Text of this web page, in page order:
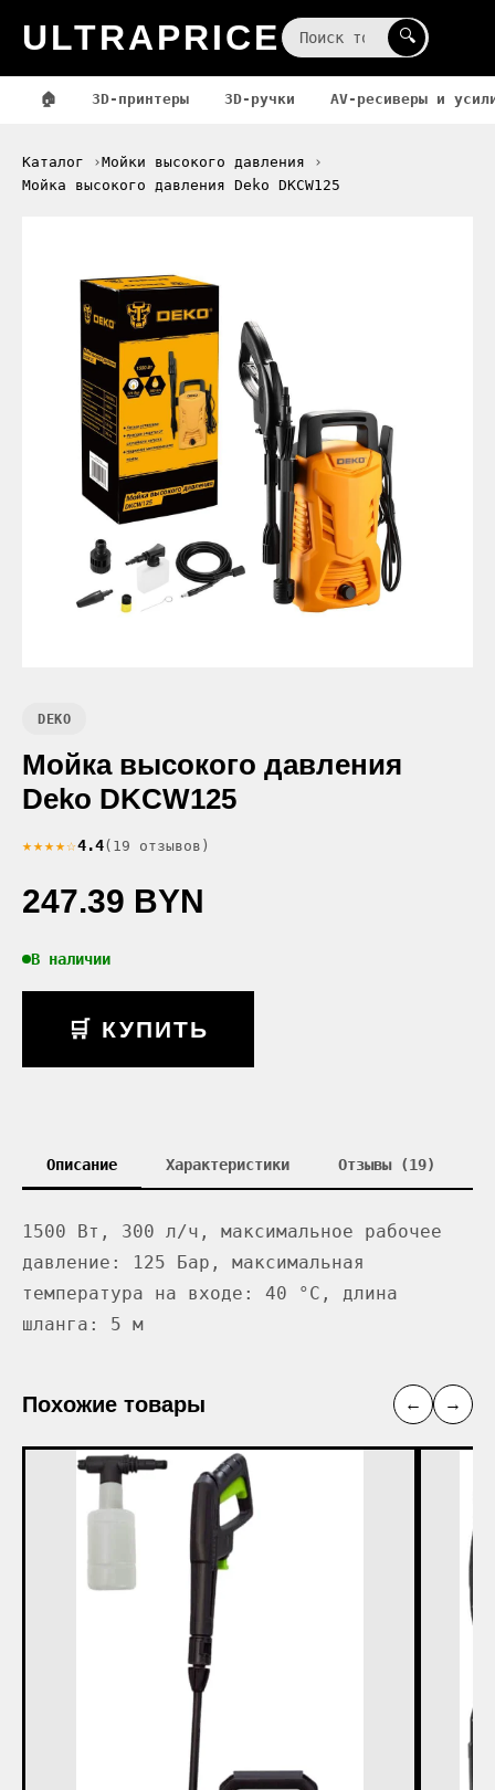
ULTRAPRICE 🔍
🏠 3D-принтеры 3D-ручки AV-ресиверы и
Каталог
Мойки высокого давления
Мойка высокого давления Deko DKCW125
DEKO
Мойка высокого давления
Deko DKCW125
★★★★☆4.4(19 отзывов)
247.39 BYN
В наличии
🛒 КУПИТЬ
Описание Характеристики Отзывы (19)
1500 Вт, 300 л/ч, максимальное рабочее
давление: 125 Бар, максимальная
температура на входе: 40 °C, длина
шланга: 5 м
Похожие товары ← →